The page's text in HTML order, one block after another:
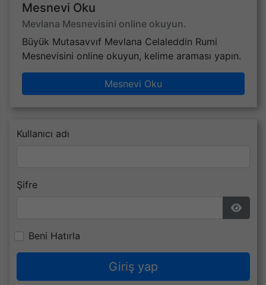
Mesnevi Oku
Mevlana Mesnevisini online okuyun.
Büyük Mutasavvıf Mevlana Celaleddin Rumi
Mesnevisini online okuyun, kelime araması yapın.
Mesnevi Oku
Kullanıcı adı
Şifre
Beni Hatırla
Giriş yap